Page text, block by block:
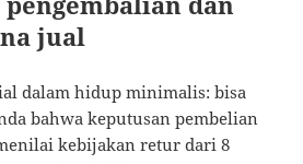
jual
dalam hidup minimalis: bisa
bahwa keputusan pembelian
kebijakan retur dari 8